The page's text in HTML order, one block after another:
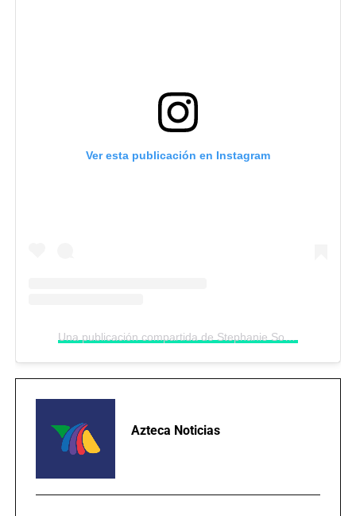
Ver esta publicación en Instagram
Una publicación compartida de Stephanie Soto (@tephasoycr)
Azteca Noticias